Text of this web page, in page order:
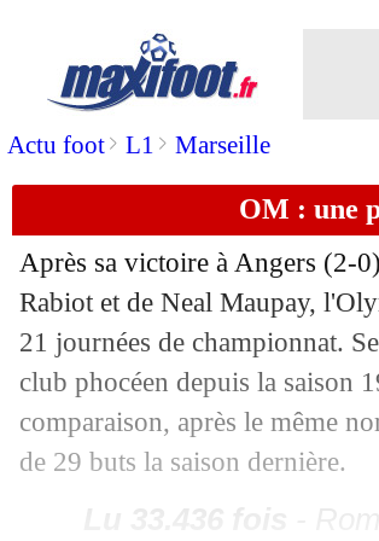
Actu foot> L1 > Marseille
OM : une
Après sa victoire à Angers (2-
Rabiot et de Neal Maupay,
21 journées de championnat.
club phocéen depuis la saison
comparaison, après le même
de 29 buts la saison dernière.
OM: Maupay chambre
10/02 Chelsea : la pique de
10/02 EdF: Fonseca milite
10/02 Botafogo: Textor vise
10/02 Santos : la triste
10/02 Man City : 200 M€